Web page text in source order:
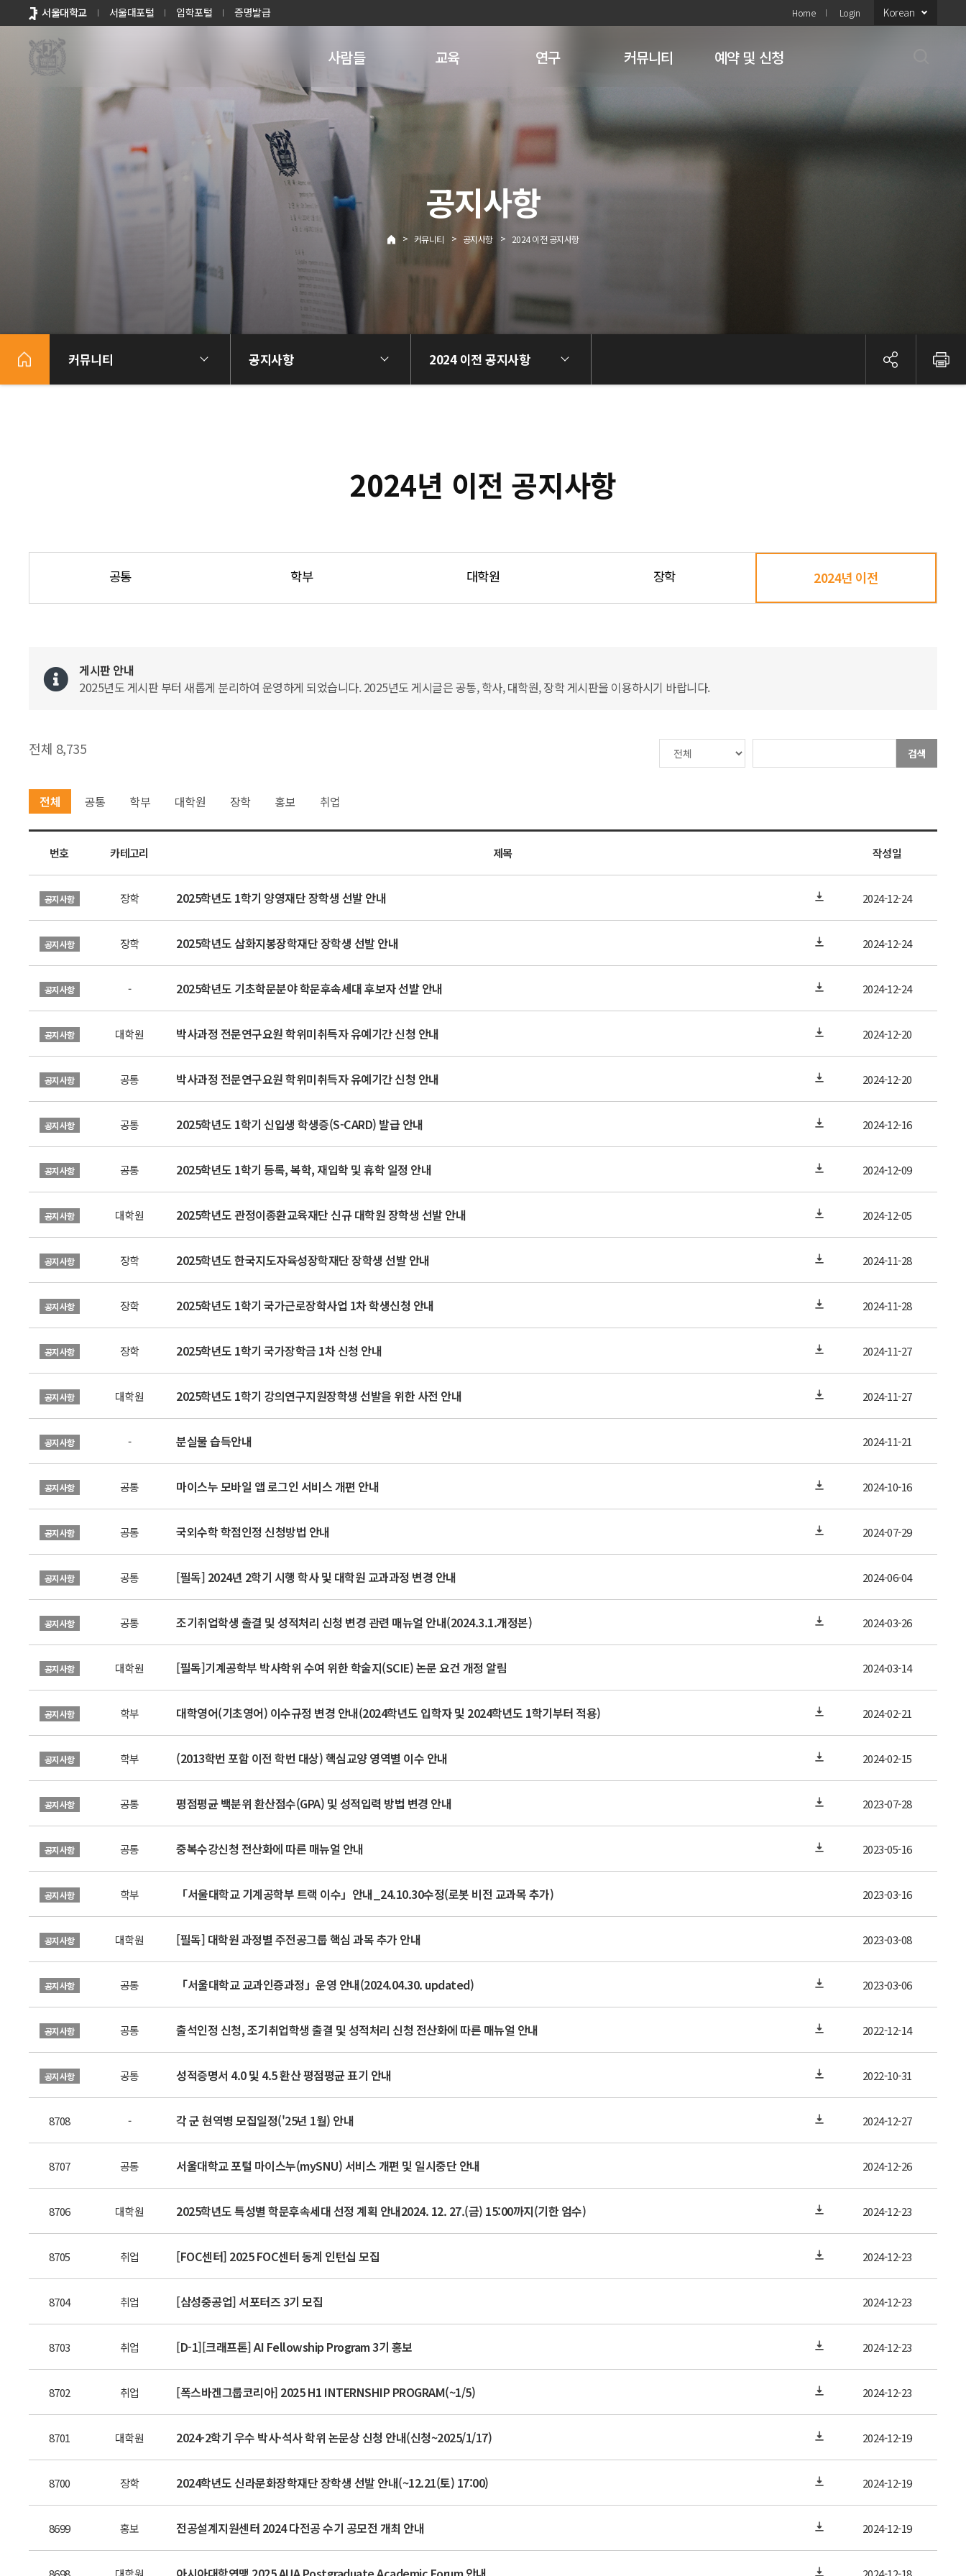
바로가기
메뉴
서울대학교 서울대포털 입학포털 증명발급 Home Login Korean
사람들 교육 연구 커뮤니티 예약 및 신청
공지사항
> 커뮤니티 > 공지사항 > 2024 이전 공지사항
커뮤니티 공지사항 2024 이전 공지사항
2024년 이전 공지사항
공통 학부 대학원 장학 2024년 이전
게시판 안내
2025년도 게시판 부터 새롭게 분리하여 운영하게 되었습니다. 2025년도 게시글은 공통, 학사, 대학원, 장학 게시판을 이용하시기 바랍니다.
전체 8,735 검색
전체 공통 학부 대학원 장학 홍보 취업
번호 카테고리 제목 작성일
공지사항 장학 2025학년도 1학기 양영재단 장학생 선발 안내 2024-12-24
공지사항 장학 2025학년도 삼화지봉장학재단 장학생 선발 안내 2024-12-24
공지사항 - 2025학년도 기초학문분야 학문후속세대 후보자 선발 안내 2024-12-24
공지사항 대학원 박사과정 전문연구요원 학위미취득자 유예기간 신청 안내 2024-12-20
공지사항 공통 박사과정 전문연구요원 학위미취득자 유예기간 신청 안내 2024-12-20
공지사항 공통 2025학년도 1학기 신입생 학생증(S-CARD) 발급 안내 2024-12-16
공지사항 공통 2025학년도 1학기 등록, 복학, 재입학 및 휴학 일정 안내 2024-12-09
공지사항 대학원 2025학년도 관정이종환교육재단 신규 대학원 장학생 선발 안내 2024-12-05
공지사항 장학 2025학년도 한국지도자육성장학재단 장학생 선발 안내 2024-11-28
공지사항 장학 2025학년도 1학기 국가근로장학사업 1차 학생신청 안내 2024-11-28
공지사항 장학 2025학년도 1학기 국가장학금 1차 신청 안내 2024-11-27
공지사항 대학원 2025학년도 1학기 강의연구지원장학생 선발을 위한 사전 안내 2024-11-27
공지사항 - 분실물 습득안내 2024-11-21
공지사항 공통 마이스누 모바일 앱 로그인 서비스 개편 안내 2024-10-16
공지사항 공통 국외수학 학점인정 신청방법 안내 2024-07-29
공지사항 공통 [필독] 2024년 2학기 시행 학사 및 대학원 교과과정 변경 안내 2024-06-04
공지사항 공통 조기취업학생 출결 및 성적처리 신청 변경 관련 매뉴얼 안내(2024.3.1.개정본) 2024-03-26
공지사항 대학원 [필독]기계공학부 박사학위 수여 위한 학술지(SCIE) 논문 요건 개정 알림 2024-03-14
공지사항 학부 대학영어(기초영어) 이수규정 변경 안내(2024학년도 입학자 및 2024학년도 1학기부터 적용) 2024-02-21
공지사항 학부 (2013학번 포함 이전 학번 대상) 핵심교양 영역별 이수 안내 2024-02-15
공지사항 공통 평점평균 백분위 환산점수(GPA) 및 성적입력 방법 변경 안내 2023-07-28
공지사항 공통 중복수강신청 전산화에 따른 매뉴얼 안내 2023-05-16
공지사항 학부 「서울대학교 기계공학부 트랙 이수」안내_24.10.30수정(로봇 비전 교과목 추가) 2023-03-16
공지사항 대학원 [필독] 대학원 과정별 주전공그룹 핵심 과목 추가 안내 2023-03-08
공지사항 공통 「서울대학교 교과인증과정」운영 안내(2024.04.30. updated) 2023-03-06
공지사항 공통 출석인정 신청, 조기취업학생 출결 및 성적처리 신청 전산화에 따른 매뉴얼 안내 2022-12-14
공지사항 공통 성적증명서 4.0 및 4.5 환산 평점평균 표기 안내 2022-10-31
8708 - 각 군 현역병 모집일정('25년 1월) 안내 2024-12-27
8707 공통 서울대학교 포털 마이스누(mySNU) 서비스 개편 및 일시중단 안내 2024-12-26
8706 대학원 2025학년도 특성별 학문후속세대 선정 계획 안내2024. 12. 27.(금) 15:00까지(기한 엄수) 2024-12-23
8705 취업 [FOC센터] 2025 FOC센터 동계 인턴십 모집 2024-12-23
8704 취업 [삼성중공업] 서포터즈 3기 모집 2024-12-23
8703 취업 [D-1][크래프톤] AI Fellowship Program 3기 홍보 2024-12-23
8702 취업 [폭스바겐그룹코리아] 2025 H1 INTERNSHIP PROGRAM(~1/5) 2024-12-23
8701 대학원 2024-2학기 우수 박사·석사 학위 논문상 신청 안내(신청~2025/1/17) 2024-12-19
8700 장학 2024학년도 신라문화장학재단 장학생 선발 안내(~12.21(토) 17:00) 2024-12-19
8699 홍보 전공설계지원센터 2024 다전공 수기 공모전 개최 안내 2024-12-19